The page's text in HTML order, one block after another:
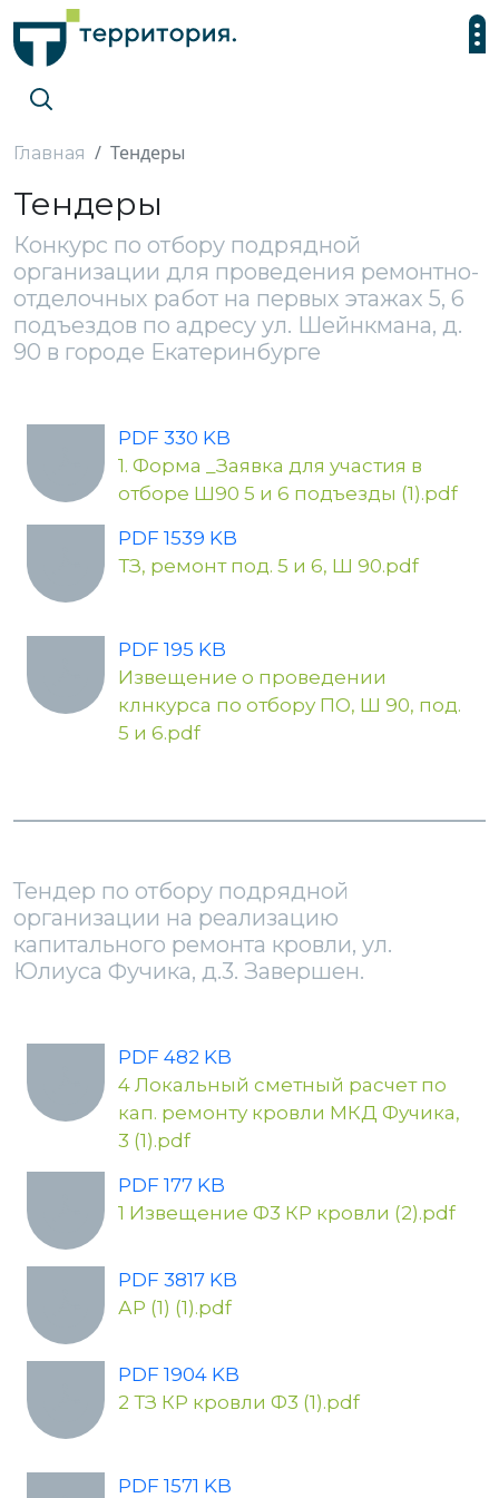
Главная Тендеры
Тендеры
Конкурс по отбору подрядной
организации для проведения ремонтно-
отделочных работ на первых этажах 5, 6
подъездов по адресу ул. Шейнкмана, д.
90 в городе Екатеринбурге
PDF 330 KB
1. Форма _Заявка для участия в
отборе Ш90 5 и 6 подъезды (1).pdf
PDF 1539 KB
ТЗ, ремонт под. 5 и 6, Ш 90.pdf
PDF 195 KB
Извещение о проведении
клнкурса по отбору ПО, Ш 90, под.
5 и 6.pdf
Тендер по отбору подрядной
организации на реализацию
капитального ремонта кровли, ул.
Юлиуса Фучика, д.3. Завершен.
PDF 482 KB
4 Локальный сметный расчет по
кап. ремонту кровли МКД Фучика,
3 (1).pdf
PDF 177 KB
1 Извещение Ф3 КР кровли (2).pdf
PDF 3817 KB
АР (1) (1).pdf
PDF 1904 KB
2 ТЗ КР кровли Ф3 (1).pdf
PDF 1571 KB